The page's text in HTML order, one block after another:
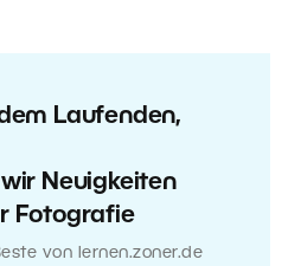
Laufenden,
Neuigkeiten
Fotografie
von lernen.zoner.de